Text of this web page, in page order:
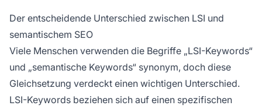
Der entscheidende Unterschied zwischen LSI und
semantischem SEO
Viele Menschen verwenden die Begriffe „LSI-Keywords“
und „semantische Keywords“ synonym, doch diese
Gleichsetzung verdeckt einen wichtigen Unterschied.
LSI-Keywords beziehen sich auf einen spezifischen